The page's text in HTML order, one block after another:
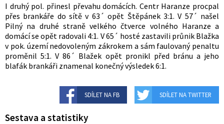
I druhý pol. přinesl převahu domácích. Centr Haranze procpal
přes brankáře do sítě v 63´ opět Štěpánek 3:1. V 57´ našel
Pilný na druhé straně velkého čtverce volného Haranze a
domácí se opět radovali 4:1. V 65´ hosté zastavili průnik Blažka
v pok. území nedovoleným zákrokem a sám faulovaný penaltu
proměnil 5:1. V 86´ Blažek opět pronikl před bránu a jeho
blafák brankáři znamenal konečný výsledek 6:1.
SDÍLET NA FB SDÍLET NA TWITTER
Sestava a statistiky